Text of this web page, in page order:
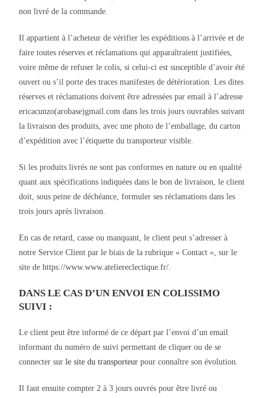
non livré de la commande.
Il appartient à l’acheteur de vérifier les expéditions à l’arrivée et de
faire toutes réserves et réclamations qui apparaîtraient justifiées,
voire même de refuser le colis, si celui-ci est susceptible d’avoir été
ouvert ou s’il porte des traces manifestes de détérioration. Les dites
réserves et réclamations doivent être adressées par email à l’adresse
ericacunzo(arobase)gmail.com dans les trois jours ouvrables suivant
la livraison des produits, avec une photo de l’emballage, du carton
d’expédition avec l’étiquette du transporteur visible.
Si les produits livrés ne sont pas conformes en nature ou en qualité
quant aux spécifications indiquées dans le bon de livraison, le client
doit, sous peine de déchéance, formuler ses réclamations dans les
trois jours après livraison.
En cas de retard, casse ou manquant, le client peut s’adresser à
notre Service Client par le biais de la rubrique « Contact », sur le
site de https://www.www.ateliereclectique.fr/.
DANS LE CAS D’UN ENVOI EN COLISSIMO
SUIVI :
Le client peut être informé de ce départ par l’envoi d’un email
informant du numéro de suivi permettant de cliquer ou de se
connecter sur le site du transporteur pour connaître son évolution.
Il faut ensuite compter 2 à 3 jours ouvrés pour être livré ou